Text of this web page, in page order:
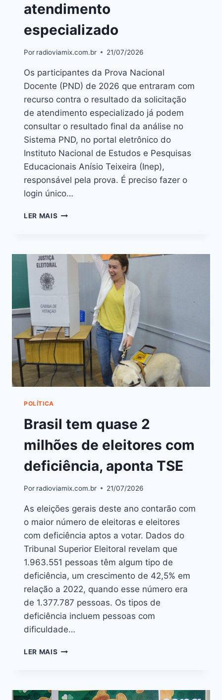
atendimento
especializado
Por radioviamix.com.br 21/07/2026
Os participantes da Prova Nacional
Docente (PND) de 2026 que entraram com
recurso contra o resultado da solicitação
de atendimento especializado já podem
consultar o resultado final da análise no
Sistema PND, no portal eletrônico do
Instituto Nacional de Estudos e Pesquisas
Educacionais Anísio Teixeira (Inep),
responsável pela prova. É preciso fazer o
login único…
LER MAIS
POLÍTICA
Brasil tem quase 2
milhões de eleitores com
deficiência, aponta TSE
Por radioviamix.com.br 21/07/2026
As eleições gerais deste ano contarão com
o maior número de eleitoras e eleitores
com deficiência aptos a votar. Dados do
Tribunal Superior Eleitoral revelam que
1.963.551 pessoas têm algum tipo de
deficiência, um crescimento de 42,5% em
relação a 2022, quando esse número era
de 1.377.787 pessoas. Os tipos de
deficiência incluem pessoas com
dificuldade…
LER MAIS